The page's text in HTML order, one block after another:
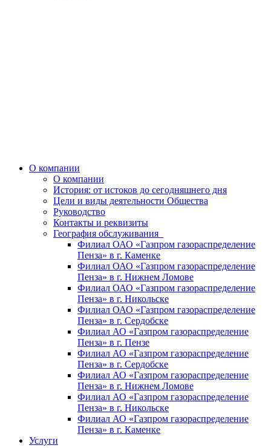
О компании
О компании
История: от истоков до сегодняшнего дня
Цели и виды деятельности Общества
Руководство
Контакты и реквизиты
География обслуживания
Филиал ОАО «Газпром газораспределение
Пенза» в г. Каменке
Филиал ОАО «Газпром газораспределение
Пенза» в г. Нижнем Ломове
Филиал ОАО «Газпром газораспределение
Пенза» в г. Никольске
Филиал ОАО «Газпром газораспределение
Пенза» в г. Сердобске
Филиал АО «Газпром газораспределение
Пенза» в г. Пензе
Филиал АО «Газпром газораспределение
Пенза» в г. Сердобске
Филиал АО «Газпром газораспределение
Пенза» в г. Нижнем Ломове
Филиал АО «Газпром газораспределение
Пенза» в г. Никольске
Филиал АО «Газпром газораспределение
Пенза» в г. Каменке
Услуги